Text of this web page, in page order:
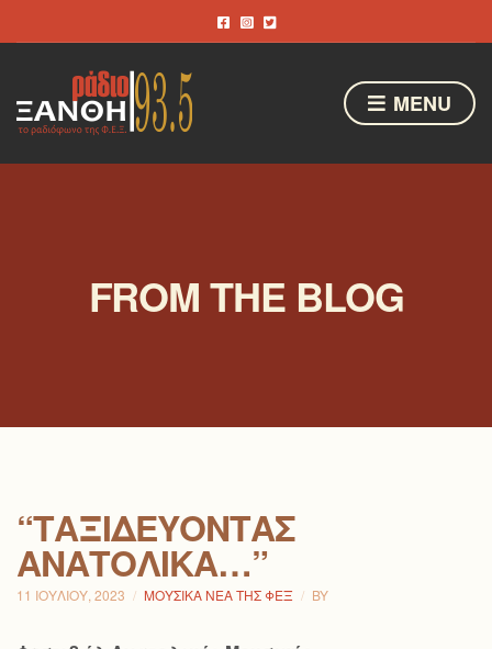
MENU
FROM THE BLOG
“ΤΑΞΙΔΕΎΟΝΤΑΣ
ΑΝΑΤΟΛΙΚΆ…”
11 ΙΟΥΛΊΟΥ, 2023 ΜΟΥΣΙΚΆ ΝΈΑ ΤΗΣ ΦΕΞ BY